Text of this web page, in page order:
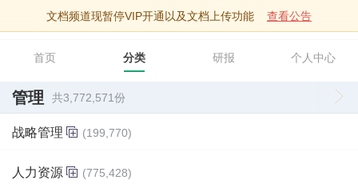
文档频道现暂停VIP开通以及文档上传功能 查看公告
智库文档
首页 分类 研报 个人中心
管理 共3,772,571份
战略管理 (199,770)
人力资源 (775,428)